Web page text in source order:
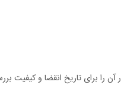
برای تاریخ انقضا و کیفیت